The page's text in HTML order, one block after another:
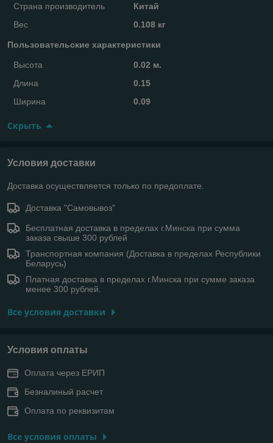
Страна производитель
Китай
Вес
0.108 кг
Пользовательские характеристики
Высота
0.02 м.
Длина
0.15
Ширина
0.09
Скрыть
Условия доставки
Доставка осуществляется только по предоплате.
Доставка "Самовывоз"
Бесплатная доставка в пределах г.Минска при сумма
заказа свыше 300 рублей
Транспортная компания (Доставка в пределах Республики
Беларусь)
Платная доставка в пределах г.Минска при сумме заказа
менее 300 рублей.
Все условия доставки
Условия оплаты
Оплата через ЕРИП
Безналиный расчет
Оплата по реквизитам
Все условия оплаты